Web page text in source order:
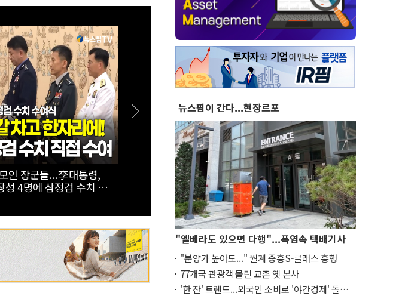
가폭력 피해자, 국가가
효기간 없어"｜
[스팟Live] 일상에서 장점이 더 돋보이는 '전기
패밀리 SUV' 볼보 EX90
뉴스핌이 간다...현장르포
"엘베라도 있으면 다행"...폭염속 택배기사
"분양가 높아도..." 월계 중흥S-클래스 흥행
77개국 관광객 몰린 교촌 옛 본사
'한 잔' 트렌드...외국인 소비로 '야간경제' 돌파